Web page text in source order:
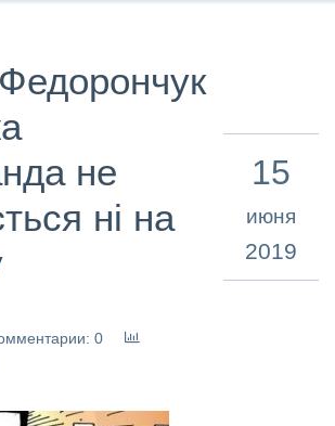
не
ні на
0
15
июня
2019